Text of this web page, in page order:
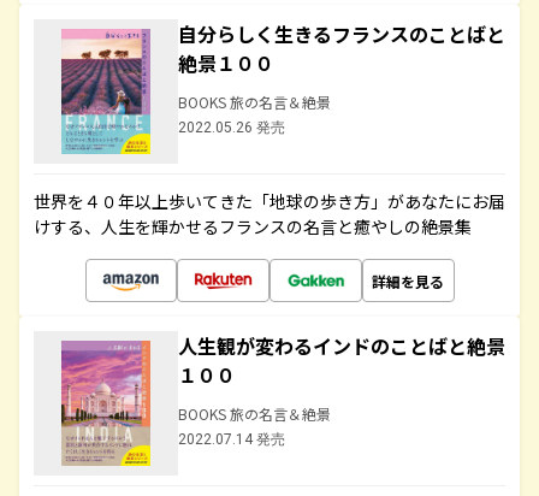
自分らしく生きるフランスのことばと
絶景１００
BOOKS 旅の名言＆絶景
2022.05.26 発売
世界を４０年以上歩いてきた「地球の歩き方」があなたにお届
けする、人生を輝かせるフランスの名言と癒やしの絶景集
詳細を見る
人生観が変わるインドのことばと絶景
１００
BOOKS 旅の名言＆絶景
2022.07.14 発売